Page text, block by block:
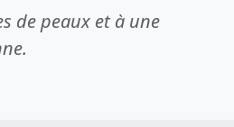
de peaux et à une